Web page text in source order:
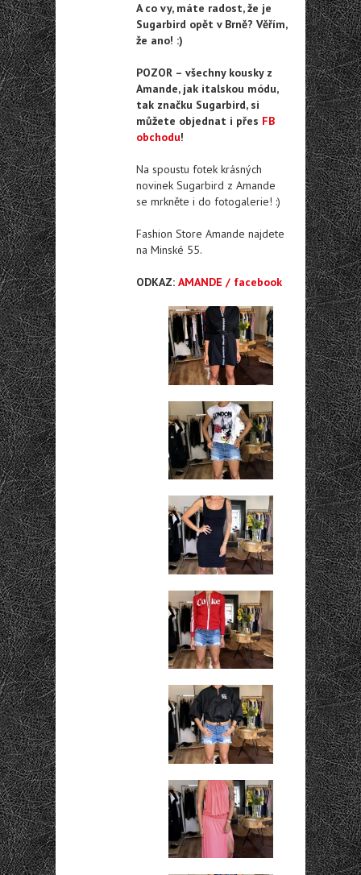
A co vy, máte radost, že je
Sugarbird opět v Brně? Věřím,
že ano! :)
POZOR – všechny kousky z
Amande, jak italskou módu,
tak značku Sugarbird, si
můžete objednat i přes FB
obchodu!
Na spoustu fotek krásných
novinek Sugarbird z Amande
se mrkněte i do fotogalerie! :)
Fashion Store Amande najdete
na Minské 55.
ODKAZ: AMANDE / facebook